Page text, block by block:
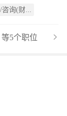
询(财...
等5个职位